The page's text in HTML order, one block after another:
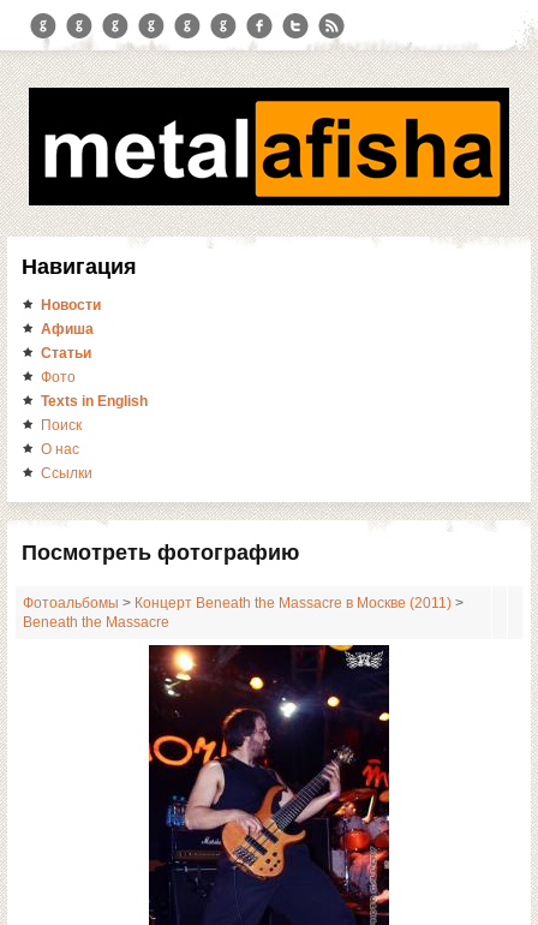
Навигация
Новости
Афиша
Статьи
Фото
Texts in English
Поиск
О нас
Ссылки
Посмотреть фотографию
Фотоальбомы > Концерт Beneath the Massacre в Москве (2011) >
Beneath the Massacre